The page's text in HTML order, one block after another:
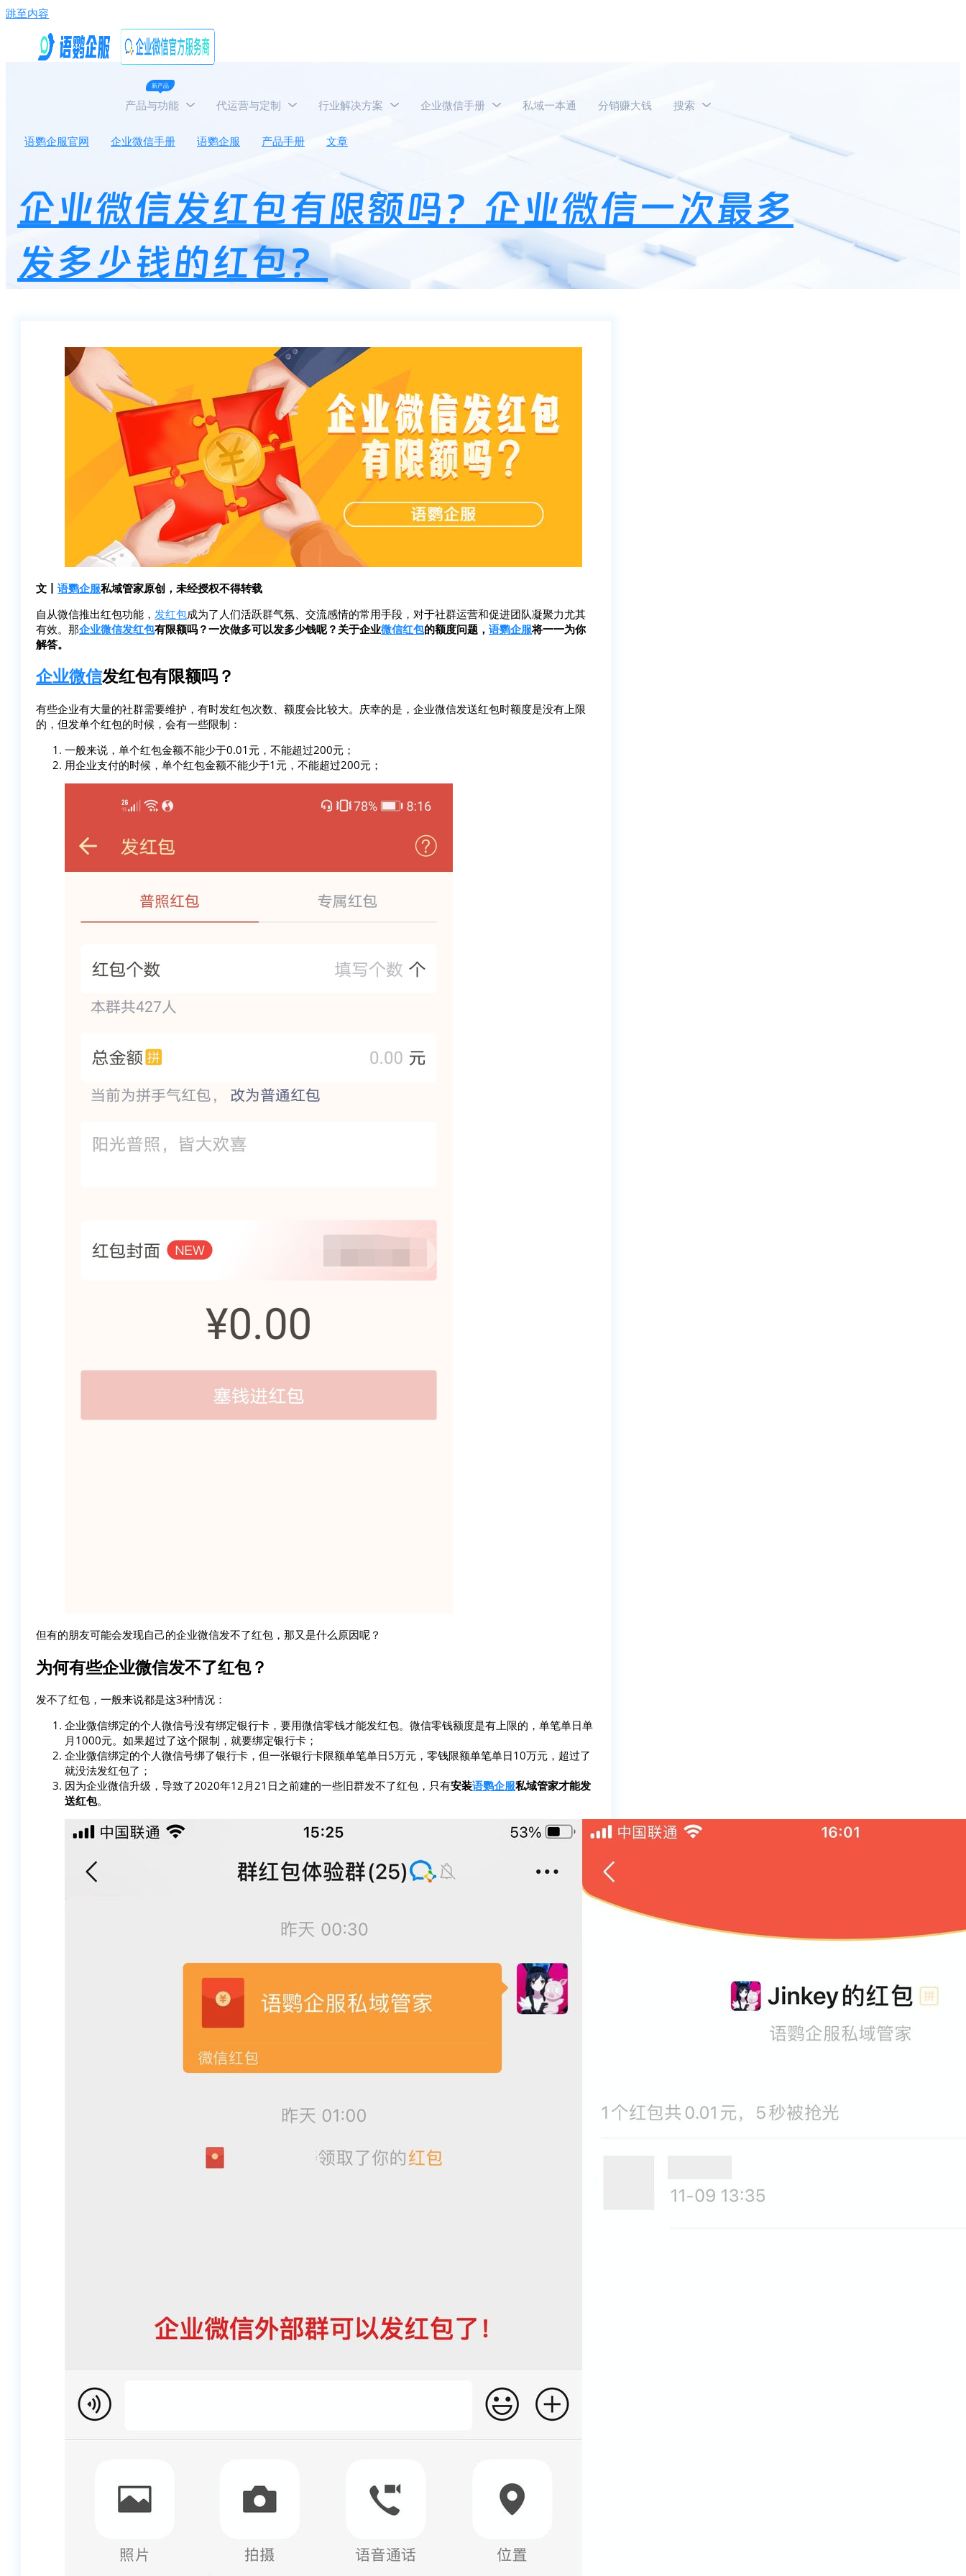
跳至内容
新产品
产品与功能 代运营与定制 行业解决方案 企业微信手册 私域一本通 分销赚大钱 搜索
语鹦企服官网 企业微信手册 语鹦企服 产品手册 文章 企业微信发红包有限额吗？企业微信一次最多发多少钱的红包？
企业微信发红包有限额吗？企业微信一次最多
发多少钱的红包？
文丨 语鹦企服私域管家原创，未经授权不得转载
自从微信推出红包功能， 发红包成为了人们活跃群气氛、交流感情的常用手段，对于社群运营和促进团队凝聚力尤其
有效。那企业微信发红包有限额吗？一次做多可以发多少钱呢？关于企业微信红包的额度问题， 语鹦企服将一一为你
解答。
企业微信发红包有限额吗？
有些企业有大量的社群需要维护，有时发红包次数、额度会比较大。庆幸的是，企业微信发送红包时额度是没有上限
的，但发单个红包的时候，会有一些限制：
一般来说，单个红包金额不能少于0.01元，不能超过200元；
用企业支付的时候，单个红包金额不能少于1元，不能超过200元；
但有的朋友可能会发现自己的企业微信发不了红包，那又是什么原因呢？
为何有些企业微信发不了红包？
发不了红包，一般来说都是这3种情况：
企业微信绑定的个人微信号没有绑定银行卡，要用微信零钱才能发红包。微信零钱额度是有上限的，单笔单日单
月1000元。如果超过了这个限制，就要绑定银行卡；
企业微信绑定的个人微信号绑了银行卡，但一张银行卡限额单笔单日5万元，零钱限额单笔单日10万元，超过了
就没法发红包了；
因为企业微信升级，导致了2020年12月21日之前建的一些旧群发不了红包，只有安装语鹦企服私域管家才能发
送红包。